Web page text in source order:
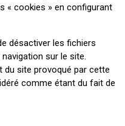
« cookies » en configurant
désactiver les fichiers
sur le site.
site provoqué par cette
comme étant du fait de